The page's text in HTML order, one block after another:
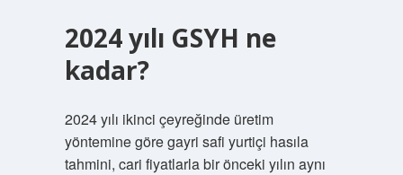
2024 yılı GSYH ne
kadar?
2024 yılı ikinci çeyreğinde üretim
yöntemine göre gayri safi yurtiçi hasıla
tahmini, cari fiyatlarla bir önceki yılın aynı